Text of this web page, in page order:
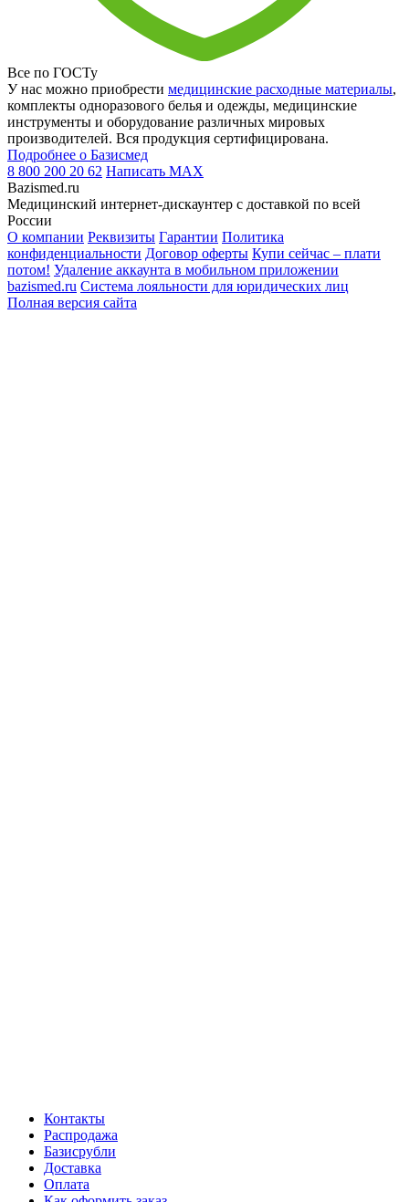
Все по ГОСТу
У нас можно приобрести медицинские расходные материалы,
комплекты одноразового белья и одежды, медицинские
инструменты и оборудование различных мировых
производителей. Вся продукция сертифицирована.
Подробнее о Базисмед
8 800 200 20 62 Написать MAX
Bazismed.ru
Медицинский интернет-дискаунтер с доставкой по всей
России
О компании Реквизиты Гарантии Политика
конфиденциальности Договор оферты Купи сейчас – плати
потом! Удаление аккаунта в мобильном приложении
bazismed.ru Система лояльности для юридических лиц
Полная версия сайта
Контакты
Распродажа
Базисрубли
Доставка
Оплата